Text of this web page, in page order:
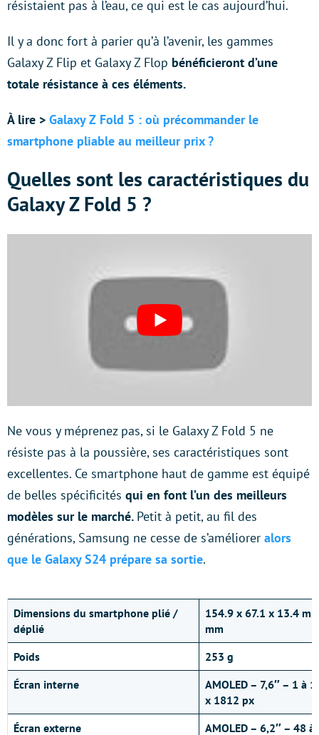
résistaient pas à l’eau, ce qui est le cas aujourd’hui.
Il y a donc fort à parier qu’à l’avenir, les gammes
Galaxy Z Flip et Galaxy Z Flop bénéficieront d’une
totale résistance à ces éléments.
À lire > Galaxy Z Fold 5 : où précommander le
smartphone pliable au meilleur prix ?
Quelles sont les caractéristiques du
Galaxy Z Fold 5 ?
Ne vous y méprenez pas, si le Galaxy Z Fold 5 ne
résiste pas à la poussière, ses caractéristiques sont
excellentes. Ce smartphone haut de gamme est équipé
de belles spécificités qui en font l’un des meilleurs
modèles sur le marché. Petit à petit, au fil des
générations, Samsung ne cesse de s’améliorer alors
que le Galaxy S24 prépare sa sortie.
Dimensions du smartphone plié /
déplié
154.9 x 67.1 x 13.4
mm
Poids
253 g
Écran interne
AMOLED – 7,6″ – 1 à
x 1812 px
Écran externe
AMOLED – 6,2″ – 48